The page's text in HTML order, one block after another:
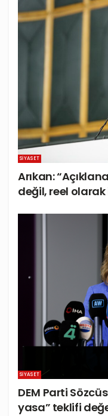
SIYASET
Arıkan:
değil, reel
SIYASET
DEM Parti
yasa” teklifi